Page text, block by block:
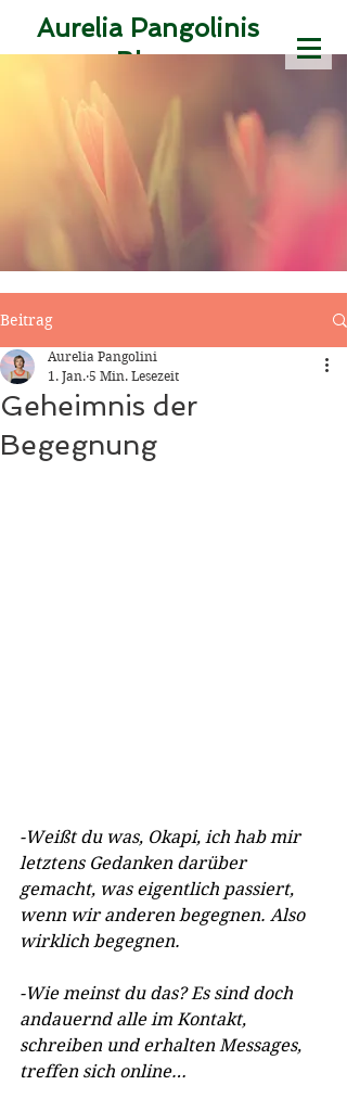
Aurelia Pangolinis
Blog
Texte aus der
Zeitmaschine des
Jetzt
Susanne Magdalena Karr
Beitrag
Geheimnis der
Begegnung
Aurelia Pangolini
1. Jan. 5 Min. Lesezeit
-Weißt du was, Okapi, ich hab mir
letztens Gedanken darüber
gemacht, was eigentlich passiert,
wenn wir anderen begegnen. Also
wirklich begegnen.
-Wie meinst du das? Es sind doch
andauernd alle im Kontakt,
schreiben und erhalten Messages,
treffen sich online…